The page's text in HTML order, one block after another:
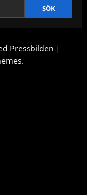
SÖK
Pressbilden |